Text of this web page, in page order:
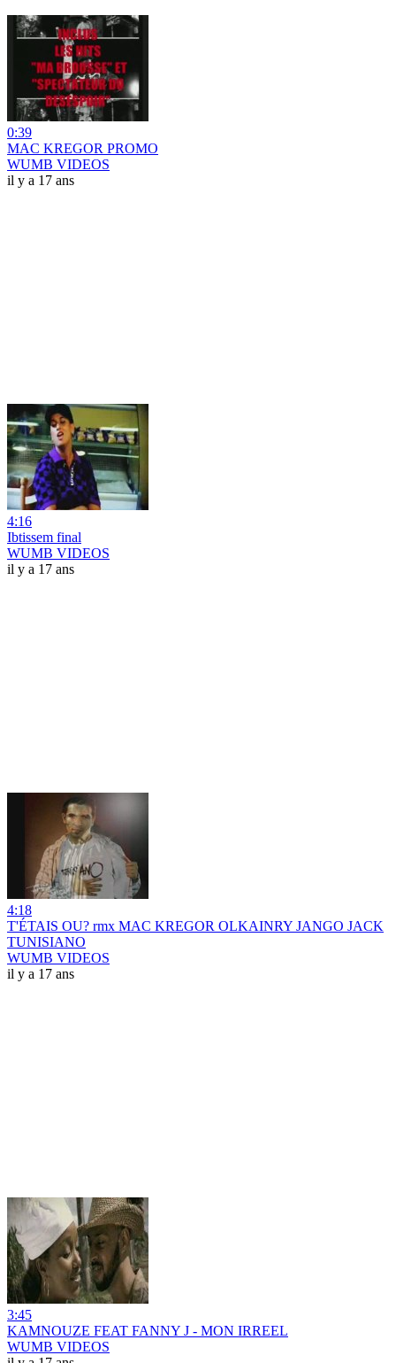
0:39
MAC KREGOR PROMO
WUMB VIDEOS
il y a 17 ans
4:16
Ibtissem final
WUMB VIDEOS
il y a 17 ans
4:18
T'ÉTAIS OU? rmx MAC KREGOR OLKAINRY JANGO JACK
TUNISIANO
WUMB VIDEOS
il y a 17 ans
3:45
KAMNOUZE FEAT FANNY J - MON IRREEL
WUMB VIDEOS